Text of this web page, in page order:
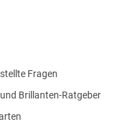
Fragen
Brillanten-Ratgeber